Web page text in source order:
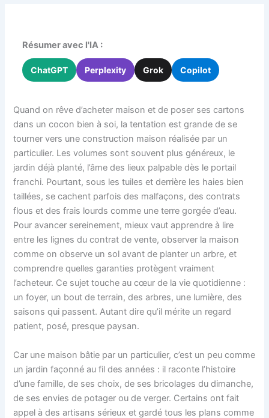
Résumer avec l'IA :
ChatGPT Perplexity Grok Copilot
Quand on rêve d’acheter maison et de poser ses cartons
dans un cocon bien à soi, la tentation est grande de se
tourner vers une construction maison réalisée par un
particulier. Les volumes sont souvent plus généreux, le
jardin déjà planté, l’âme des lieux palpable dès le portail
franchi. Pourtant, sous les tuiles et derrière les haies bien
taillées, se cachent parfois des malfaçons, des contrats
flous et des frais lourds comme une terre gorgée d’eau.
Pour avancer sereinement, mieux vaut apprendre à lire
entre les lignes du contrat de vente, observer la maison
comme on observe un sol avant de planter un arbre, et
comprendre quelles garanties protègent vraiment
l’acheteur. Ce sujet touche au cœur de la vie quotidienne :
un foyer, un bout de terrain, des arbres, une lumière, des
saisons qui passent. Autant dire qu’il mérite un regard
patient, posé, presque paysan.
Car une maison bâtie par un particulier, c’est un peu comme
un jardin façonné au fil des années : il raconte l’histoire
d’une famille, de ses choix, de ses bricolages du dimanche,
de ses envies de potager ou de verger. Certains ont fait
appel à des artisans sérieux et gardé tous les plans comme